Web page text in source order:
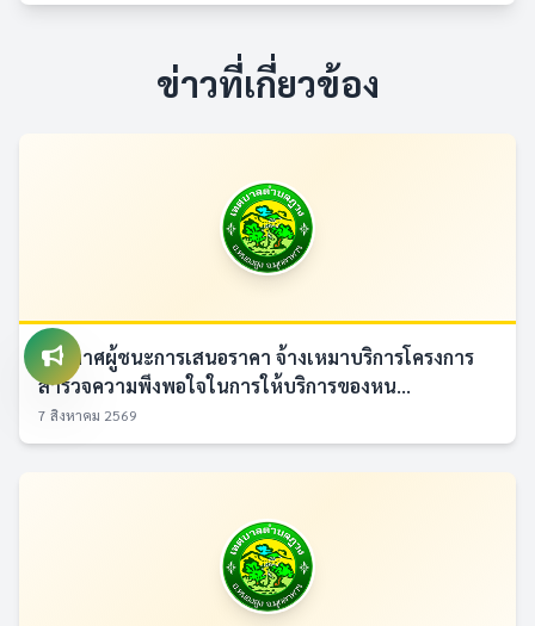
ข่าวที่เกี่ยวข้อง
ประกาศผู้ชนะการเสนอราคา จ้างเหมาบริการโครงการ
สำรวจความพึงพอใจในการให้บริการของหน...
7 สิงหาคม 2569